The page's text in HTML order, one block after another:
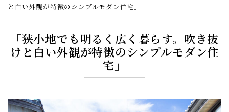
と白い外観が特徴のシンプルモダン住宅」
「狭小地でも明るく広く暮らす。吹き抜
けと白い外観が特徴のシンプルモダン住
宅」